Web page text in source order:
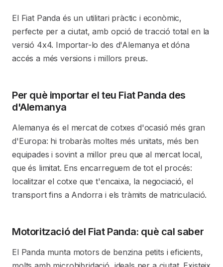
El Fiat Panda és un utilitari pràctic i econòmic,
perfecte per a ciutat, amb opció de tracció total en la
versió 4x4. Importar-lo des d'Alemanya et dóna
accés a més versions i millors preus.
Per què importar el teu Fiat Panda des
d'Alemanya
Alemanya és el mercat de cotxes d'ocasió més gran
d'Europa: hi trobaràs moltes més unitats, més ben
equipades i sovint a millor preu que al mercat local,
que és limitat. Ens encarreguem de tot el procés:
localitzar el cotxe que t'encaixa, la negociació, el
transport fins a Andorra i els tràmits de matriculació.
Motorització del Fiat Panda: què cal saber
El Panda munta motors de benzina petits i eficients,